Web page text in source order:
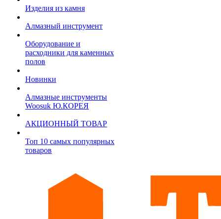
Изделия из камня
Алмазный инструмент
Оборудование и
расходники для каменных
полов
Новинки
Алмазные инструменты
Woosuk Ю.КОРЕЯ
АКЦИОННЫЙ ТОВАР
Топ 10 самых популярных
товаров